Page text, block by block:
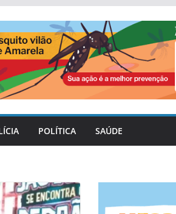
POLÍTICA SAÚDE